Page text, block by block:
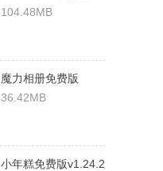
v4.9.4安卓版
104.48MB
魔力相册免费版
v4.5.18安卓版
36.42MB
小年糕免费版v1.24.2